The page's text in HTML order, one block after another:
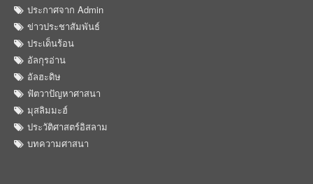
ประกาศจาก Admin
ข่าวประชาสัมพันธ์
ประเด็นร้อน
อัลกุรอ่าน
อัลฮะดิษ
ฟัตวาปัญหาศาสนา
มุสลิมมะฮ์
ประวัติศาสตร์อิสลาม
บทความศาสนา